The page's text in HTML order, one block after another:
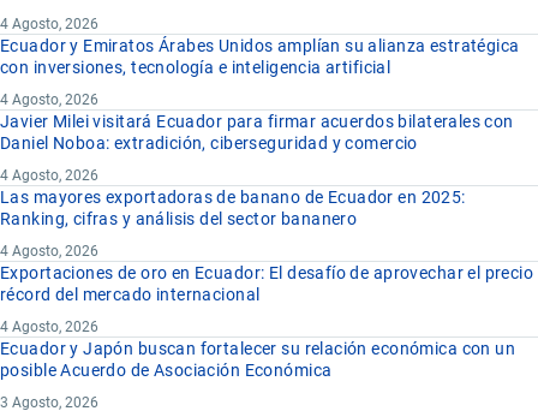
4 Agosto, 2026
Ecuador y Emiratos Árabes Unidos amplían su alianza estratégica
con inversiones, tecnología e inteligencia artificial
4 Agosto, 2026
Javier Milei visitará Ecuador para firmar acuerdos bilaterales con
Daniel Noboa: extradición, ciberseguridad y comercio
4 Agosto, 2026
Las mayores exportadoras de banano de Ecuador en 2025:
Ranking, cifras y análisis del sector bananero
4 Agosto, 2026
Exportaciones de oro en Ecuador: El desafío de aprovechar el precio
récord del mercado internacional
4 Agosto, 2026
Ecuador y Japón buscan fortalecer su relación económica con un
posible Acuerdo de Asociación Económica
3 Agosto, 2026